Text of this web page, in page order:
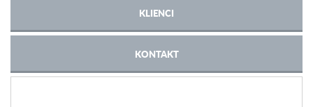
KLIENCI
KONTAKT